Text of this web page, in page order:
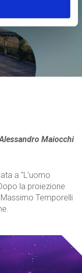
Maiocchi
a "L’uomo
la proiezione
Temporelli